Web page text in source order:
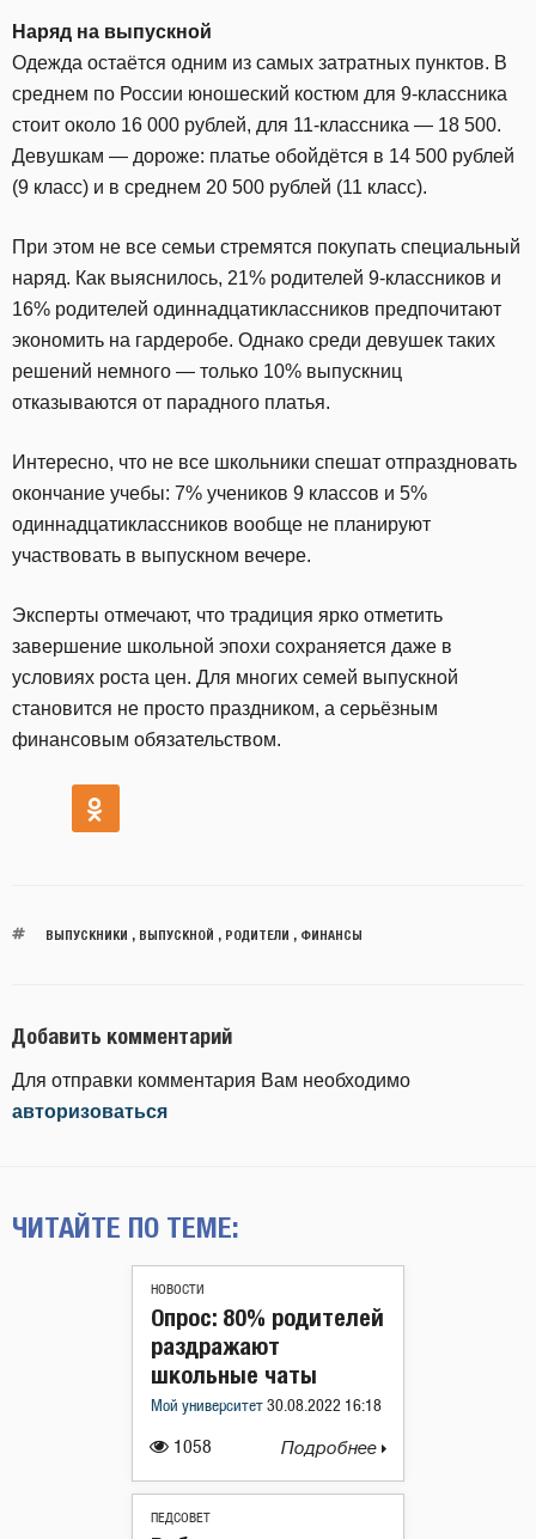
Наряд на выпускной
Одежда остаётся одним из самых затратных пунктов. В
среднем по России юношеский костюм для 9-классника
стоит около 16 000 рублей, для 11-классника — 18 500.
Девушкам — дороже: платье обойдётся в 14 500 рублей
(9 класс) и в среднем 20 500 рублей (11 класс).
При этом не все семьи стремятся покупать специальный
наряд. Как выяснилось, 21% родителей 9-классников и
16% родителей одиннадцатиклассников предпочитают
экономить на гардеробе. Однако среди девушек таких
решений немного — только 10% выпускниц
отказываются от парадного платья.
Интересно, что не все школьники спешат отпраздновать
окончание учебы: 7% учеников 9 классов и 5%
одиннадцатиклассников вообще не планируют
участвовать в выпускном вечере.
Эксперты отмечают, что традиция ярко отметить
завершение школьной эпохи сохраняется даже в
условиях роста цен. Для многих семей выпускной
становится не просто праздником, а серьёзным
финансовым обязательством.
ВЫПУСКНИКИ , ВЫПУСКНОЙ , РОДИТЕЛИ , ФИНАНСЫ
Добавить комментарий
Для отправки комментария Вам необходимо
авторизоваться
ЧИТАЙТЕ ПО ТЕМЕ:
НОВОСТИ
1058
Опрос: 80% родителей
раздражают
школьные чаты
Мой университет 30.08.2022 16:18
Подробнее
ПЕДСОВЕТ